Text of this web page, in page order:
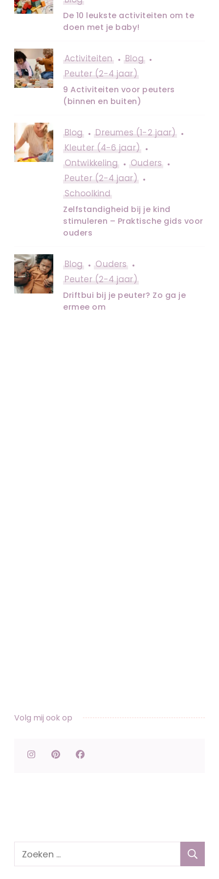
De 10 leukste activiteiten om te
doen met je baby!
Activiteiten
Blog
Peuter (2-4 jaar)
9 Activiteiten voor peuters
(binnen en buiten)
Blog
Dreumes (1-2 jaar)
Kleuter (4-6 jaar)
Ontwikkeling
Ouders
Peuter (2-4 jaar)
Schoolkind
Zelfstandigheid bij je kind
stimuleren – Praktische gids voor
ouders
Blog
Ouders
Peuter (2-4 jaar)
Driftbui bij je peuter? Zo ga je
ermee om
Volg mij ook op
Zoeken
naar: